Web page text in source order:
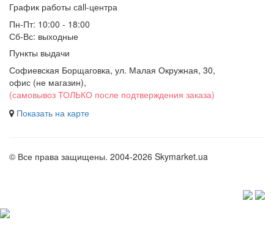
График работы сall-центра
Пн-Пт: 10:00 - 18:00
Сб-Вс: выходные
Пункты выдачи
Софиевская Борщаговка, ул. Малая Окружная, 30,
офис (не магазин),
(самовывоз ТОЛЬКО после подтверждения заказа)
Показать на карте
© Все права защищены. 2004-2026 Skymarket.ua